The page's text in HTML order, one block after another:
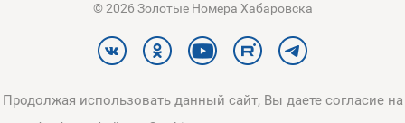
© 2026 Золотые Номера Хабаровска
Продолжая использовать данный сайт, Вы даете согласие на